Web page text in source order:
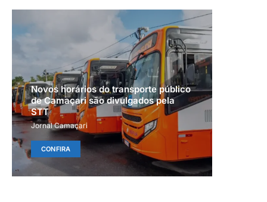
Novos horários do transporte público
de Camaçari são divulgados pela
STT
Jornal Camaçari
CONFIRA